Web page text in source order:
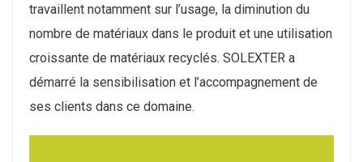
travaillent notamment sur l’usage, la diminution du
nombre de matériaux dans le produit et une utilisation
croissante de matériaux recyclés. SOLEXTER a
démarré la sensibilisation et l’accompagnement de
ses clients dans ce domaine.